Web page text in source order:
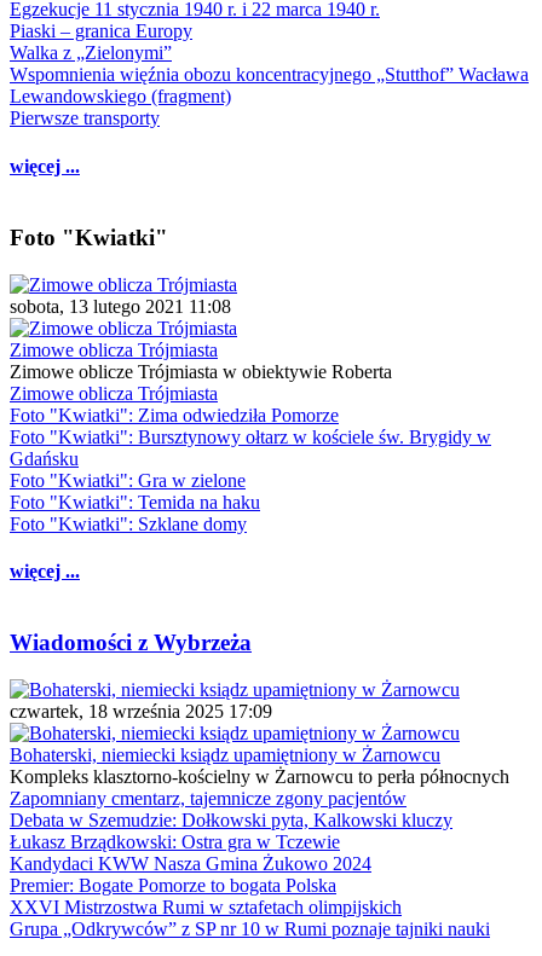
Egzekucje 11 stycznia 1940 r. i 22 marca 1940 r.
Piaski – granica Europy
Walka z „Zielonymi”
Wspomnienia więźnia obozu koncentracyjnego „Stutthof” Wacława
Lewandowskiego (fragment)
Pierwsze transporty
więcej ...
Foto "Kwiatki"
sobota, 13 lutego 2021 11:08
Zimowe oblicza Trójmiasta
Zimowe oblicze Trójmiasta w obiektywie Roberta
Zimowe oblicza Trójmiasta
Foto "Kwiatki": Zima odwiedziła Pomorze
Foto "Kwiatki": Bursztynowy ołtarz w kościele św. Brygidy w
Gdańsku
Foto "Kwiatki": Gra w zielone
Foto "Kwiatki": Temida na haku
Foto "Kwiatki": Szklane domy
więcej ...
Wiadomości z Wybrzeża
czwartek, 18 września 2025 17:09
Bohaterski, niemiecki ksiądz upamiętniony w Żarnowcu
Kompleks klasztorno-kościelny w Żarnowcu to perła północnych
Zapomniany cmentarz, tajemnicze zgony pacjentów
Debata w Szemudzie: Dołkowski pyta, Kalkowski kluczy
Łukasz Brządkowski: Ostra gra w Tczewie
Kandydaci KWW Nasza Gmina Żukowo 2024
Premier: Bogate Pomorze to bogata Polska
XXVI Mistrzostwa Rumi w sztafetach olimpijskich
Grupa „Odkrywców” z SP nr 10 w Rumi poznaje tajniki nauki